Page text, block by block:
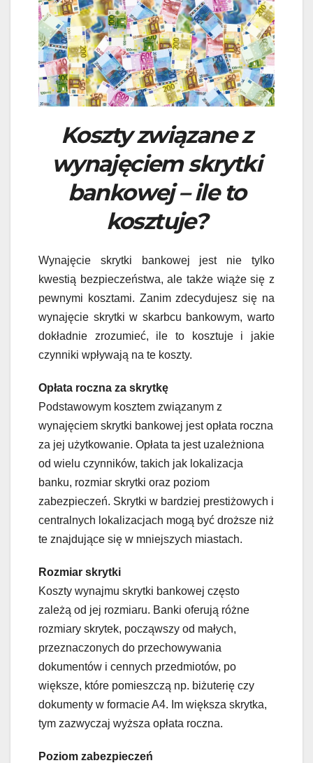
Koszty związane z
wynajęciem skrytki
bankowej – ile to
kosztuje?
Wynajęcie skrytki bankowej jest nie tylko
kwestią bezpieczeństwa, ale także wiąże się z
pewnymi kosztami. Zanim zdecydujesz się na
wynajęcie skrytki w skarbcu bankowym, warto
dokładnie zrozumieć, ile to kosztuje i jakie
czynniki wpływają na te koszty.
Opłata roczna za skrytkę
Podstawowym kosztem związanym z
wynajęciem skrytki bankowej jest opłata roczna
za jej użytkowanie. Opłata ta jest uzależniona
od wielu czynników, takich jak lokalizacja
banku, rozmiar skrytki oraz poziom
zabezpieczeń. Skrytki w bardziej prestiżowych i
centralnych lokalizacjach mogą być droższe niż
te znajdujące się w mniejszych miastach.
Rozmiar skrytki
Koszty wynajmu skrytki bankowej często
zależą od jej rozmiaru. Banki oferują różne
rozmiary skrytek, począwszy od małych,
przeznaczonych do przechowywania
dokumentów i cennych przedmiotów, po
większe, które pomieszczą np. biżuterię czy
dokumenty w formacie A4. Im większa skrytka,
tym zazwyczaj wyższa opłata roczna.
Poziom zabezpieczeń